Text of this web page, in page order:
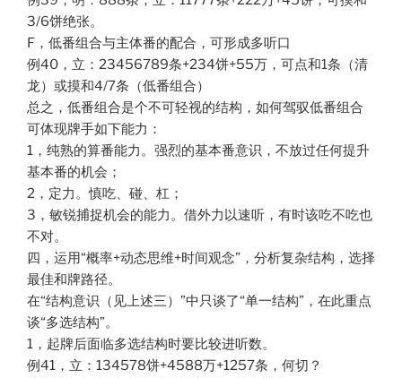
3/6饼绝张。
F，低番组合与主体番的配合，可形成多听口
例40，立：23456789条+234饼+55万，可点和1条（清
龙）或摸和4/7条（低番组合）
总之，低番组合是个不可轻视的结构，如何驾驭低番组合
可体现牌手如下能力：
1，纯熟的算番能力。强烈的基本番意识，不放过任何提升
基本番的机会；
2，定力。慎吃、碰、杠；
3，敏锐捕捉机会的能力。借外力以速听，有时该吃不吃也
不对。
四，运用“概率+动态思维+时间观念”，分析复杂结构，选择
最佳和牌路径。
在“结构意识（见上述三）”中只谈了“单一结构”，在此重点
谈“多选结构”。
1，起牌后面临多选结构时要比较进听数。
例41，立：134578饼+4588万+1257条，何切？